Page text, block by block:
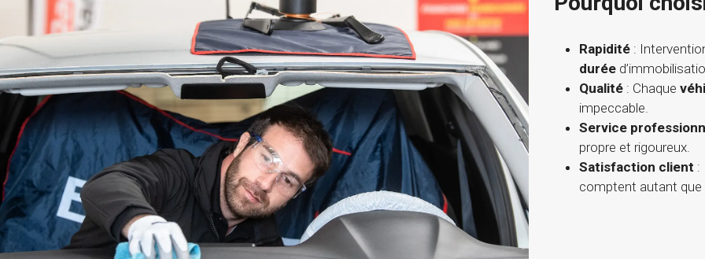
Rapidité :
durée
Qualité : Chaque
impeccable.
Service
propre et rigoureux.
Satisfaction client :
comptent autant